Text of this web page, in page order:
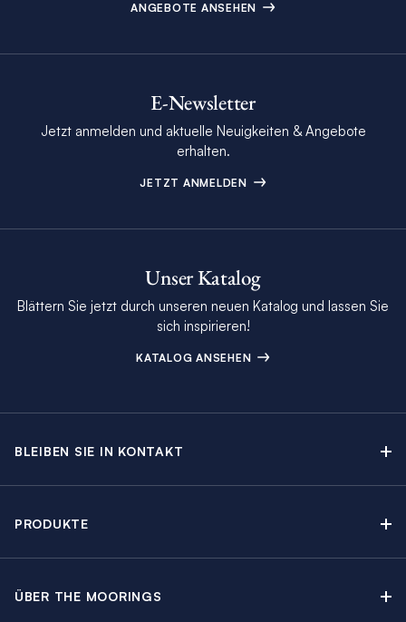
ANGEBOTE ANSEHEN
E-Newsletter
Jetzt anmelden und aktuelle Neuigkeiten & Angebote
erhalten.
JETZT ANMELDEN
Unser Katalog
Blättern Sie jetzt durch unseren neuen Katalog und lassen Sie
sich inspirieren!
KATALOG ANSEHEN
BLEIBEN SIE IN KONTAKT
The Moorings Revierführer
PRODUKTE
ÜBER THE MOORINGS